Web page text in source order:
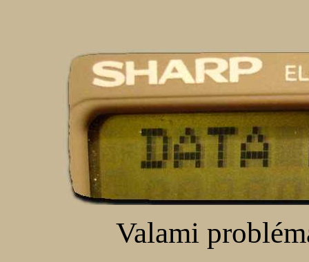
Valami